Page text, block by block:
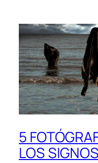
5
LOS SIGNOS